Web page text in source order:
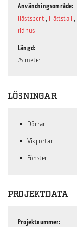
Användningsområde
Hästsport , Häststall ,
ridhus
Längd
75 meter
LÖSNINGAR
Dörrar
Vikportar
Fönster
PROJEKTDATA
Projektnummer